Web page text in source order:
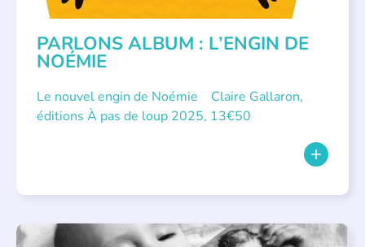
PARLONS ALBUM : L’ENGIN DE
NOÉMIE
Le nouvel engin de Noémie Claire Gallaron,
éditions À pas de loup 2025, 13€50